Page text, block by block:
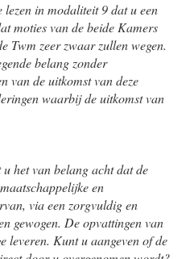
in modaliteit 9 dat u een
moties van de beide Kamers
Twm zeer zwaar zullen wegen.
belang zonder
van de uitkomst van deze
waarbij de uitkomst van
het van belang acht dat de
en
via een zorgvuldig en
gewogen. De opvattingen van
leveren. Kunt u aangeven of de